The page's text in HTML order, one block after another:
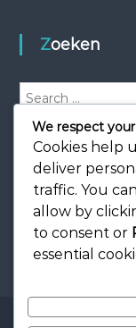
Zoeken
e
S
e
a
r
c
h
Copyright © 2026
We respect
Cookies help
deliver
traffic. You
allow by
to consent or
essential